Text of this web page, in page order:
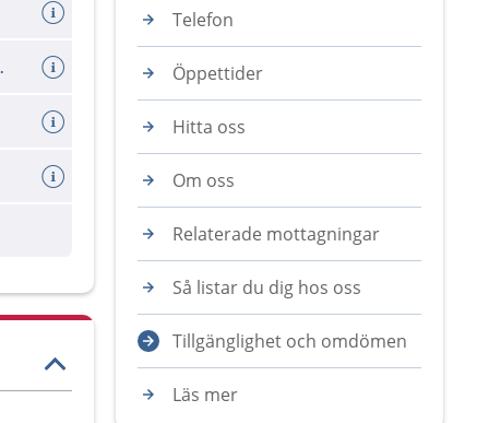
tid
Telefon
Öppettider
Hitta oss
Om oss
Relaterade mottagningar
Så listar du dig hos oss
Tillgänglighet och omdömen
Läs mer